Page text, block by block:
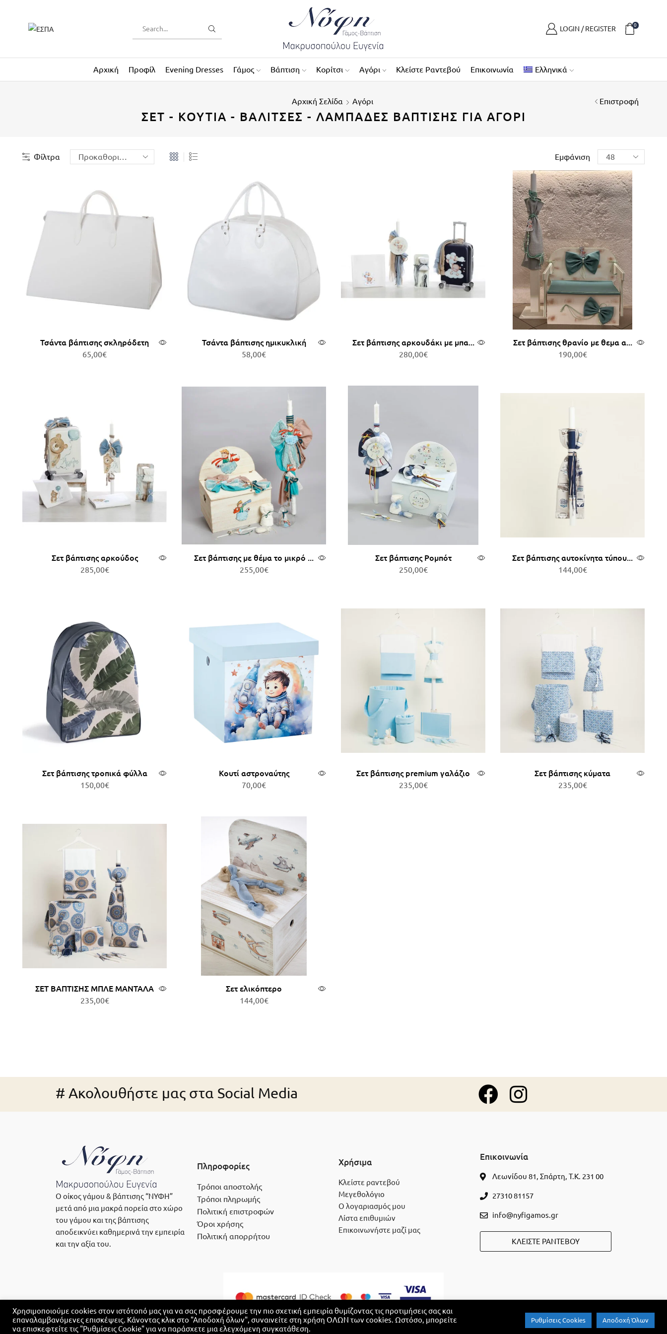
LOGIN / REGISTER 0
Αρχική Προφίλ Evening Dresses Γάμος Βάπτιση Κορίτσι Αγόρι Κλείστε Ραντεβού Επικοινωνία Ελληνικά
Αρχική Σελίδα Αγόρι
ΣΕΤ - ΚΟΥΤΙΆ - ΒΑΛΊΤΣΕΣ - ΛΑΜΠΆΔΕΣ ΒΆΠΤΙΣΗΣ ΓΙΑ ΑΓΌΡΙ
Επιστροφή
Φίλτρα Εμφάνιση
Τσάντα βάπτισης σκληρόδετη
65,00€
Τσάντα βάπτισης ημικυκλική
58,00€
Σετ βάπτισης αρκουδάκι με μπα...
280,00€
Σετ βάπτισης θρανίο με θεμα α...
190,00€
Σετ βάπτισης αρκούδος
285,00€
Σετ βάπτισης με θέμα το μικρό ...
255,00€
Σετ βάπτισης Ρομπότ
250,00€
Σετ βάπτισης αυτοκίνητα τύπου...
144,00€
Σετ βάπτισης τροπικά φύλλα
150,00€
Κουτί αστροναύτης
70,00€
Σετ βάπτισης premium γαλάζιο
235,00€
Σετ βάπτισης κύματα
235,00€
ΣΕΤ ΒΑΠΤΙΣΗΣ ΜΠΛΕ ΜΑΝΤΑΛΑ
235,00€
Σετ ελικόπτερο
144,00€
# Ακολουθήστε μας στα Social Media
Ο οίκος γάμου & βάπτισης “ΝΥΦΗ”
μετά από μια μακρά πορεία στο χώρο
του γάμου και της βάπτισης
αποδεικνύει καθημερινά την εμπειρία
και την αξία του.
Πληροφορίες
Τρόποι αποστολής
Τρόποι πληρωμής
Πολιτική επιστροφών
Όροι χρήσης
Πολιτική απορρήτου
Χρήσιμα
Κλείστε ραντεβού
Μεγεθολόγιο
Ο λογαριασμός μου
Λίστα επιθυμιών
Επικοινωνήστε μαζί μας
Επικοινωνία
Λεωνίδου 81, Σπάρτη, Τ.Κ. 231 00
27310 81157
info@nyfigamos.gr
ΚΛΕΊΣΤΕ ΡΑΝΤΕΒΟΎ
Χρησιμοποιούμε cookies στον ιστότοπό μας για να σας προσφέρουμε την πιο σχετική εμπειρία θυμίζοντας τις προτιμήσεις σας και
επαναλαμβανόμενες επισκέψεις. Κάνοντας κλικ στο "Αποδοχή όλων", συναινείτε στη χρήση ΟΛΩΝ των cookies. Ωστόσο, μπορείτε
να επισκεφτείτε τις "Ρυθμίσεις Cookie" για να παράσχετε μια ελεγχόμενη συγκατάθεση.
Ρυθμίσεις Cookies Αποδοχή Όλων